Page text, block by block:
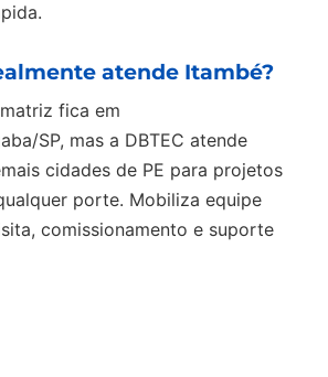
atende Itambé?
fica em
SP, mas a DBTEC atende
cidades de PE para projetos
porte. Mobiliza equipe
comissionamento e suporte